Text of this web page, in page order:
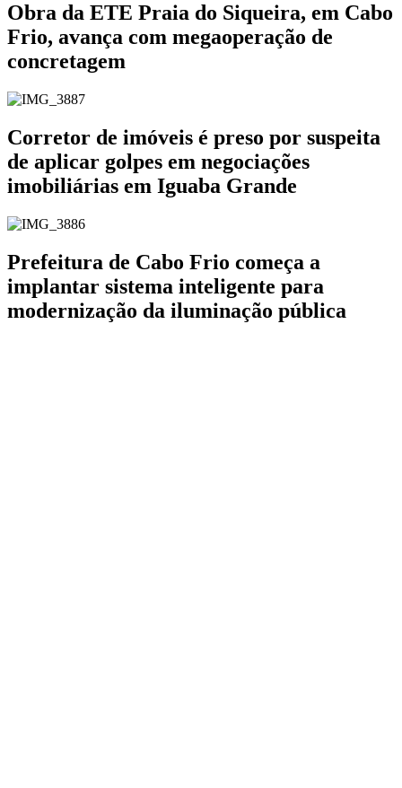
Obra da ETE Praia do Siqueira, em Cabo
Frio, avança com megaoperação de
concretagem
Corretor de imóveis é preso por suspeita
de aplicar golpes em negociações
imobiliárias em Iguaba Grande
Prefeitura de Cabo Frio começa a
implantar sistema inteligente para
modernização da iluminação pública